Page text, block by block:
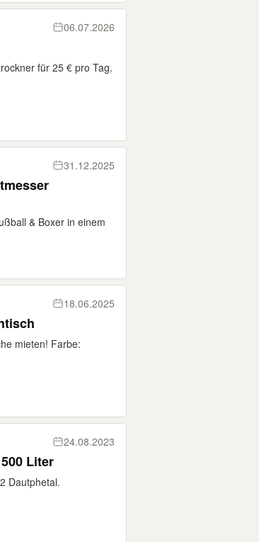
06.07.2026
für 25 € pro Tag.
31.12.2025
& Boxer in einem
18.06.2025
mieten! Farbe:
24.08.2023
Liter
Dautphetal.